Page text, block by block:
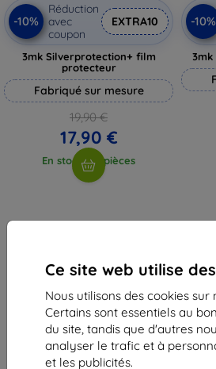
Ce site web utilise
Nous utilisons des cookies sur
Certains sont essentiels au
du site, tandis que d'autres
analyser le trafic et à
et les publicités.
-10%
Réduction
avec
coupon
EXTRA10
3mk Silverprotection+ film
protecteur
Fabriqué sur mesure
19,90 €
17,90 €
En stock > 5 pièces
-10%